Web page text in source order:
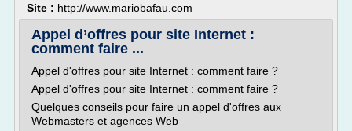
Site : http://www.mariobafau.com
Appel d’offres pour site Internet :
comment faire ...
Appel d'offres pour site Internet : comment faire ?
Appel d'offres pour site Internet : comment faire ?
Quelques conseils pour faire un appel d'offres aux
Webmasters et agences Web